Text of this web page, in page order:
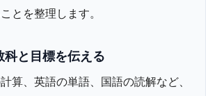
とを整理します。
科と目標を伝える
算、英語の単語、国語の読解など、